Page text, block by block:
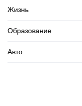
Жизнь
Образование
Авто